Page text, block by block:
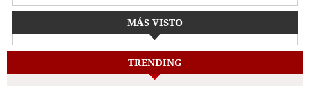
MÁS VISTO
TRENDING